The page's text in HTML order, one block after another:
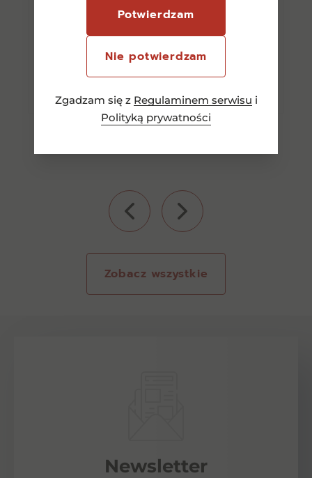
Potwierdzam
Nie potwierdzam
Zgadzam się z Regulaminem serwisu i
Polityką prywatności
Dodaj do koszyka
Zobacz wszystkie
Newsletter